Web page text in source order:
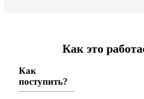
Как это
Как
поступить?